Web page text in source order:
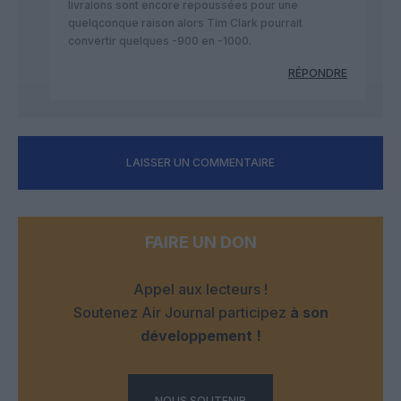
livraions sont encore repoussées pour une
quelqconque raison alors Tim Clark pourrait
convertir quelques -900 en -1000.
RÉPONDRE
LAISSER UN COMMENTAIRE
FAIRE UN DON
Appel aux lecteurs !
Soutenez Air Journal participez à son
développement !